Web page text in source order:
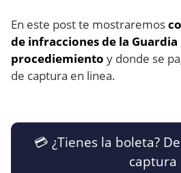
En este post te mostraremos
de infracciones de la
procediemiento y donde se
de captura en linea.
💳​ ¿Tienes la boleta?
captura